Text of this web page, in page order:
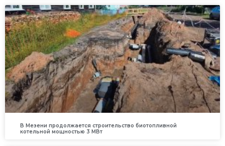
В Мезени продолжается строительство биотопливной
котельной мощностью 3 МВт